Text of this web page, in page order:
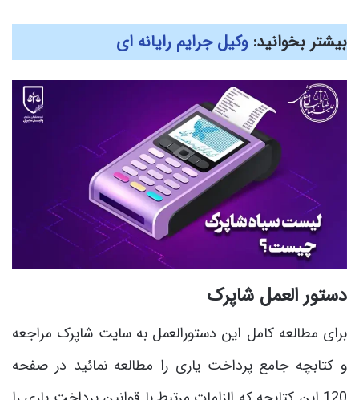
بیشتر بخوانید: وکیل جرایم رایانه ای
دستور العمل شاپرک
برای مطالعه کامل این دستورالعمل به سایت شاپرک مراجعه
و کتابچه جامع پرداخت یاری را مطالعه نمائید در صفحه